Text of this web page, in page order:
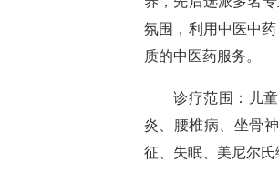
氛围， 利用 中医中
质的中医药服务。
诊疗范围：
儿
炎、腰椎病、坐骨
征、失眠、美尼尔